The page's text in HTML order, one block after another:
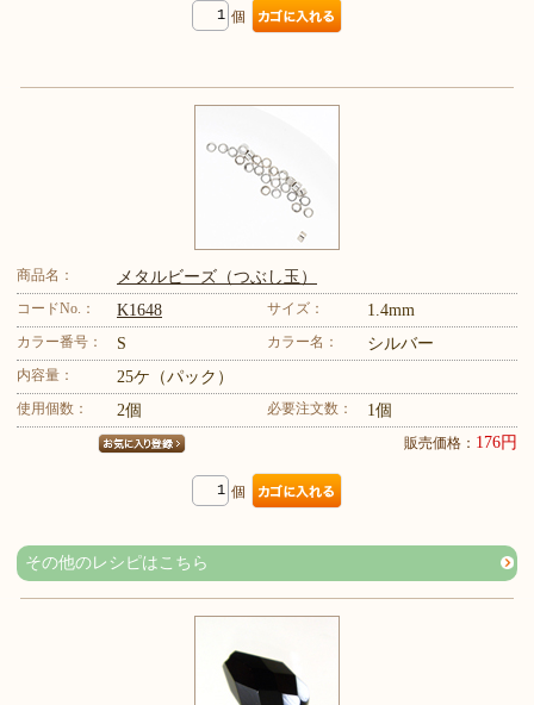
個
商品名： メタルビーズ（つぶし玉）
コードNo.： K1648 サイズ： 1.4mm
カラー番号： S カラー名： シルバー
内容量： 25ケ（パック）
使用個数： 2個 必要注文数： 1個
販売価格： 176円
個
その他のレシピはこちら